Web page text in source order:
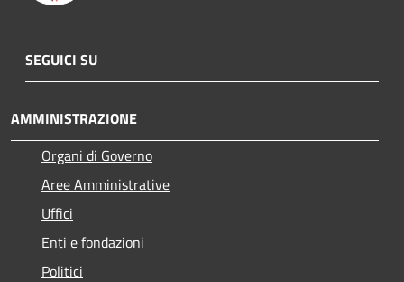
SEGUICI SU
AMMINISTRAZIONE
Organi di Governo
Aree Amministrative
Uffici
Enti e fondazioni
Politici